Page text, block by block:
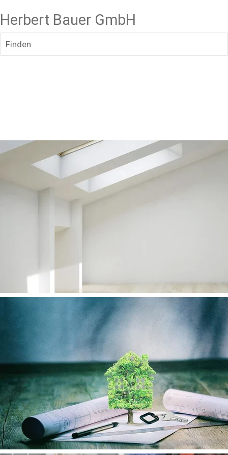
Herbert Bauer GmbH
Finden